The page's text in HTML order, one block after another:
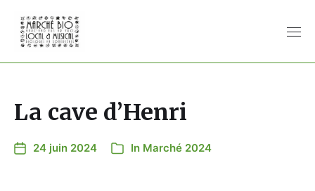
La cave d’Henri
24 juin 2024 In Marché 2024